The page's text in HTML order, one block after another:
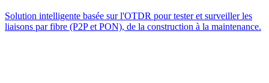
Solution intelligente basée sur l'OTDR pour tester et surveiller les
liaisons par fibre (P2P et PON), de la construction à la maintenance.